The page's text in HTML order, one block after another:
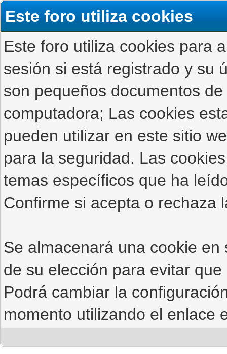
Este foro utiliza cookies
Este foro utiliza cookies para
sesión si está registrado y su
son pequeños documentos
computadora; Las cookies
pueden utilizar en este sitio
para la seguridad. Las
temas específicos que ha
Confirme si acepta o rechaza
Se almacenará una cookie
de su elección para evitar
Podrá cambiar la
momento utilizando el enlace